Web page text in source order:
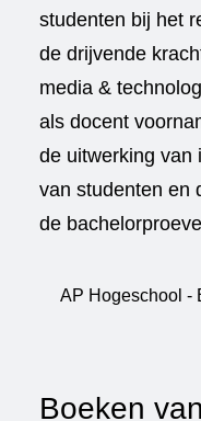
studenten bij het
de drijvende
media &
als docent
de uitwerking van
van studenten en
de
AP Hogeschool -
Boeken